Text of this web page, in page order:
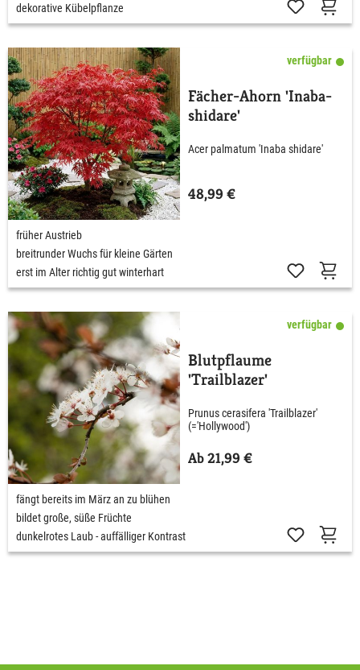
dekorative Kübelpflanze
verfügbar
Fächer-Ahorn 'Inaba-
shidare'
Acer palmatum 'Inaba shidare'
48,99 €
früher Austrieb
breitrunder Wuchs für kleine Gärten
erst im Alter richtig gut winterhart
verfügbar
Blutpflaume
'Trailblazer'
Prunus cerasifera 'Trailblazer'
(='Hollywood')
Ab 21,99 €
fängt bereits im März an zu blühen
bildet große, süße Früchte
dunkelrotes Laub - auffälliger Kontrast